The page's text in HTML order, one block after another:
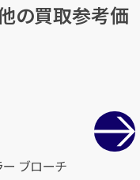
お伝えいた
他の買取参考価